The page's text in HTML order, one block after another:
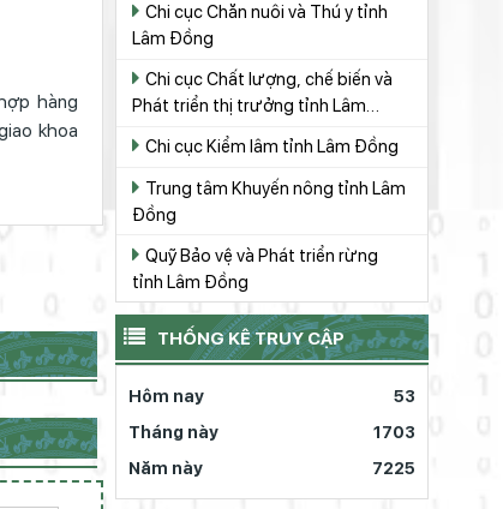
hàng
khoa
Chi cục Chăn nuôi và Thú y tỉnh
Lâm Đồng
Chi cục Chất lượng, chế biến và
Phát triển thị trưởng tỉnh Lâm
Chi cục Kiểm lâm tỉnh Lâm Đồng
Đồng
Quỹ Bảo vệ và Phát triển rừng
tỉnh Lâm Đồng
THỐNG KÊ TRUY CẬP
Hôm nay
53
Tháng này
1703
Năm này
7225